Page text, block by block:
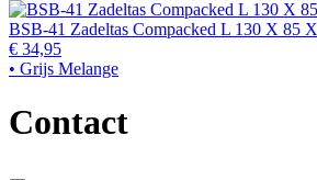
BSB-41 Zadeltas Compacked L 130 X 85
€ 34,95
• Grijs Melange
Contact